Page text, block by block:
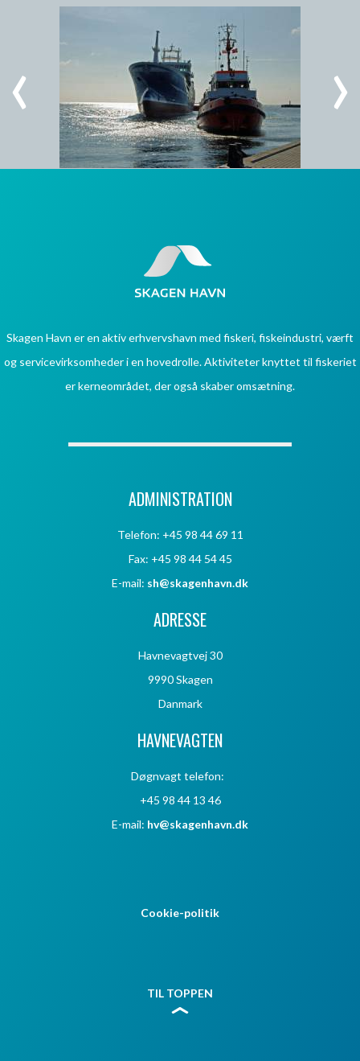
Skagen Havn er en aktiv erhvervshavn med fiskeri, fiskeindustri, værft
og servicevirksomheder i en hovedrolle. Aktiviteter knyttet til fiskeriet
er kerneområdet, der også skaber omsætning.
ADMINISTRATION
Telefon: +45 98 44 69 11
Fax: +45 98 44 54 45
E-mail: sh@skagenhavn.dk
ADRESSE
Havnevagtvej 30
9990 Skagen
Danmark
HAVNEVAGTEN
Døgnvagt telefon:
+45 98 44 13 46
E-mail: hv@skagenhavn.dk
Cookie-politik
TIL TOPPEN